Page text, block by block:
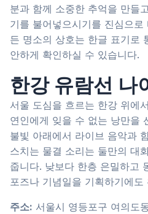
분과 함께 소중한 추억을 만들
기를 불어넣으시기를 진심으
든 명소의 상호는 한글 표기로
안하게 확인하실 수 있습니다.
한강 유람선 나
서울 도심을 흐르는 한강 위에
연인에게 잊을 수 없는 낭만을
불빛 아래에서 라이브 음악과
스치는 물결 소리는 둘만의 대
줍니다. 낮보다 한층 은밀하고
포즈나 기념일을 기획하기에도
주소: 서울시 영등포구 여의도